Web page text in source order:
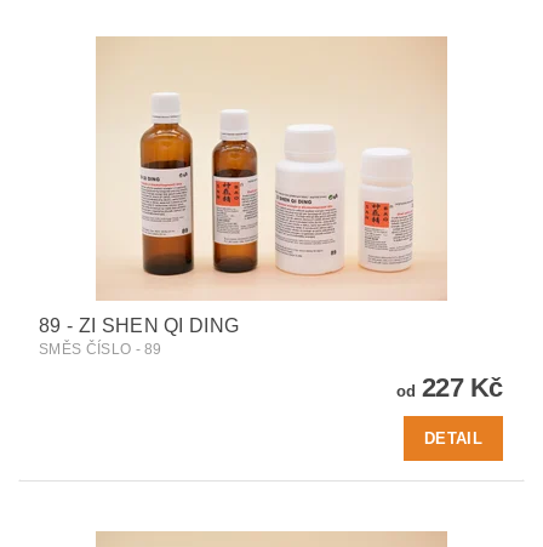
89 - ZI SHEN QI DING
SMĚS ČÍSLO - 89
od 227 Kč
DETAIL